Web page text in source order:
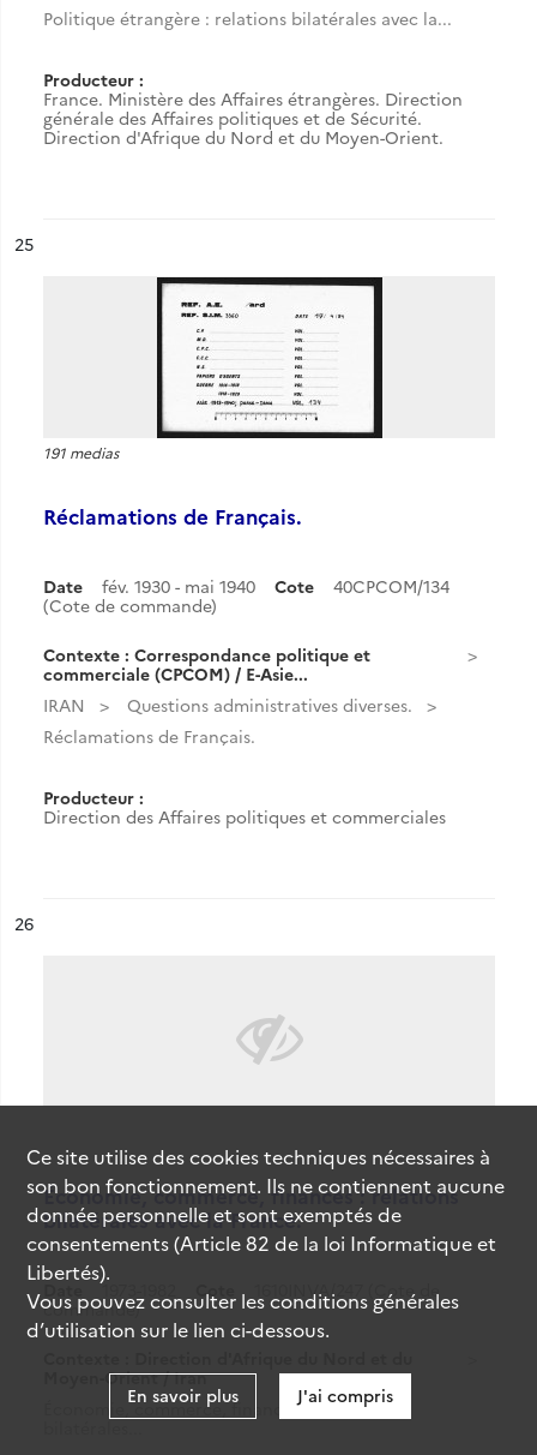
Politique étrangère : relations bilatérales avec la...
Producteur :
France. Ministère des Affaires étrangères. Direction
générale des Affaires politiques et de Sécurité.
Direction d'Afrique du Nord et du Moyen-Orient.
n°
25
191 medias
Réclamations de Français.
Date fév. 1930 - mai 1940 Cote
40CPCOM/134
(Cote de commande)
Contexte : Correspondance politique et
commerciale (CPCOM) / E-Asie...
IRAN
Questions administratives diverses.
Réclamations de Français.
Producteur :
Direction des Affaires politiques et commerciales
n°
26
Économie, commerce, finances : relations
bilatérales avec la France.
1973-1982 Cote
1610INVA/247 (Cote de
commande)
Moyen-Orient / Iran
Économie, commerce, finances : relations
Ce site utilise descookiestechniques nécessaires à
son bon fonctionnement. Ils ne contiennent aucune
donnée personnelle et sont exemptés de
consentements (Article 82 de la loi Informatique et
Libertés).
Vous pouvez consulter les conditions générales
d’utilisation sur le lien ci-dessous.
En savoir plus J'ai compris